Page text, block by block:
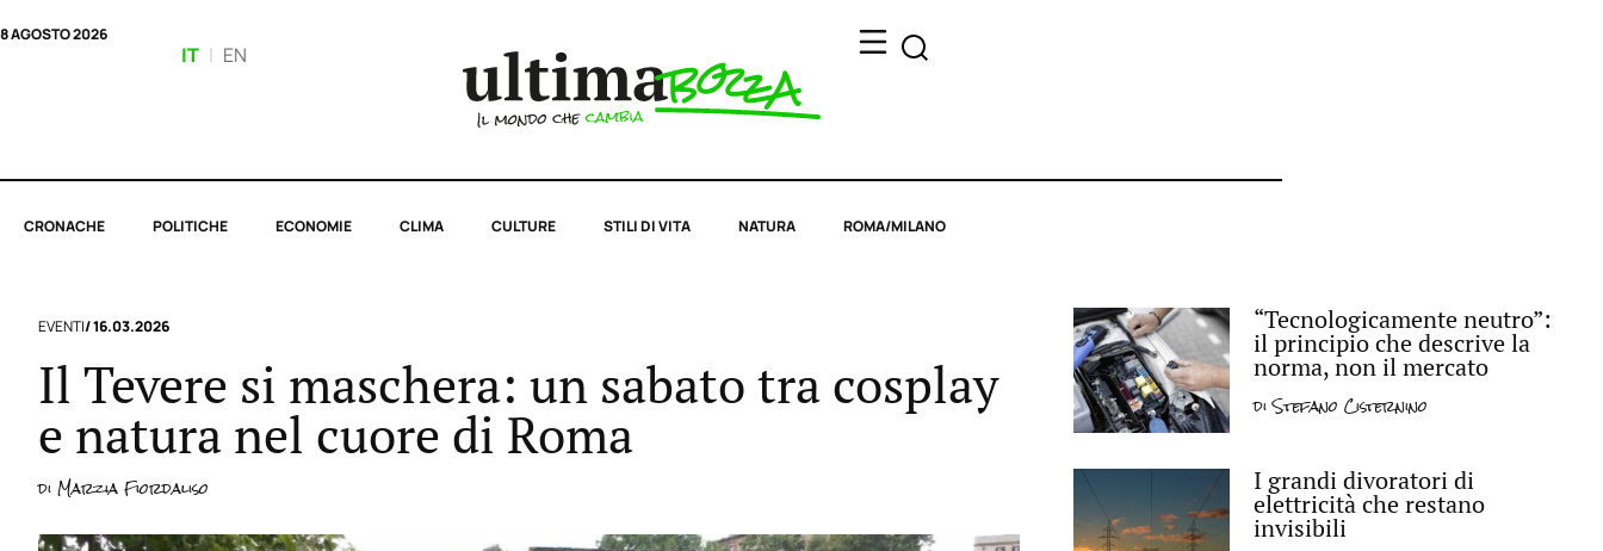
8 AGOSTO 2026
IT | EN
CRONACHE POLITICHE ECONOMIE CLIMA CULTURE STILI DI VITA NATURA ROMA/MILANO
EVENTI/ 16.03.2026
Il Tevere si maschera: un sabato tra cosplay
e natura nel cuore di Roma
di Marzia Fiordaliso
“Tecnologicamente neutro”:
il principio che descrive la
norma, non il mercato
diStefano Cisternino
I grandi divoratori di
elettricità che restano
invisibili